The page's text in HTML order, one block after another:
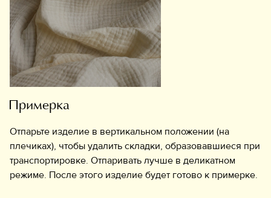
Примерка
Отпарьте изделие в вертикальном положении (на
плечиках), чтобы удалить складки, образовавшиеся при
транспортировке. Отпаривать лучше в деликатном
режиме. После этого изделие будет готово к примерке.